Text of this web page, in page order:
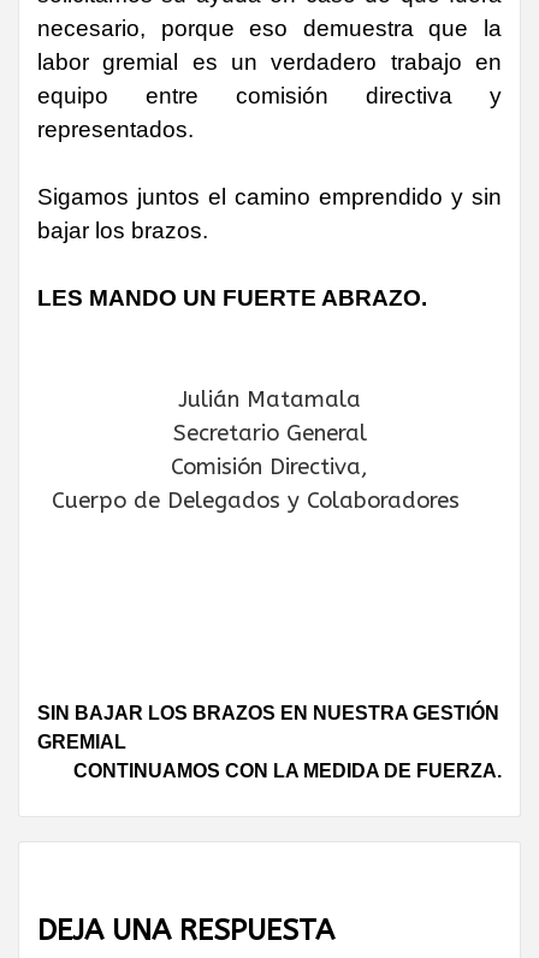
necesario, porque eso demuestra que la
labor gremial es un verdadero trabajo en
equipo entre comisión directiva y
representados.
Sigamos juntos el camino emprendido y sin
bajar los brazos.
LES MANDO UN FUERTE ABRAZO.
Julián Matamala
Secretario General
Comisión Directiva,
Cuerpo de Delegados y Colaboradores
Continue
Reading
SIN BAJAR LOS BRAZOS EN NUESTRA GESTIÓN
GREMIAL
CONTINUAMOS CON LA MEDIDA DE FUERZA.
DEJA UNA RESPUESTA